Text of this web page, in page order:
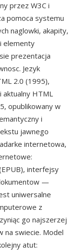
przez W3C i
pomoca systemu
naglowki, akapity,
elementy
prezentacja
Jezyk
2.0 (1995),
aktualny HTML
opublikowany w
i
jawnego
internetowa,
interfejsy
—
uniwersalne
z
go najszerzej
na swiecie. Model
atut: